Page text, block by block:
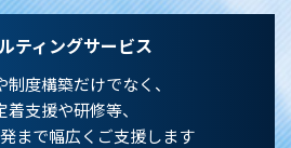
ティングサービス
度構築だけでなく、
着支援や研修等、
まで幅広くご支援します